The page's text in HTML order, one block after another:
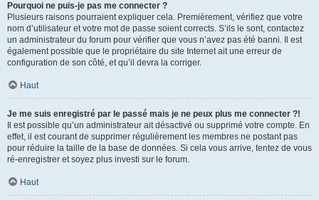
Pourquoi ne puis-je pas me connecter ?
Plusieurs raisons pourraient expliquer cela. Premièrement, vérifiez que votre
nom d’utilisateur et votre mot de passe soient corrects. S’ils le sont, contactez
un administrateur du forum pour vérifier que vous n’avez pas été banni. Il est
également possible que le propriétaire du site Internet ait une erreur de
configuration de son côté, et qu’il devra la corriger.
Haut
Je me suis enregistré par le passé mais je ne peux plus me connecter ?!
Il est possible qu’un administrateur ait désactivé ou supprimé votre compte. En
effet, il est courant de supprimer régulièrement les membres ne postant pas
pour réduire la taille de la base de données. Si cela vous arrive, tentez de vous
ré-enregistrer et soyez plus investi sur le forum.
Haut